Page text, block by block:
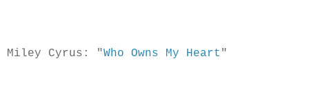
Miley Cyrus: "Who Owns My Heart "